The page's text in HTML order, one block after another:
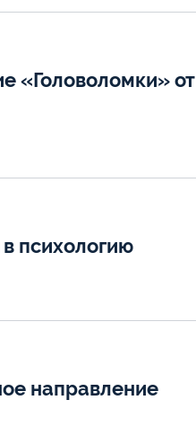
«Головоломки» от
психологию
направление